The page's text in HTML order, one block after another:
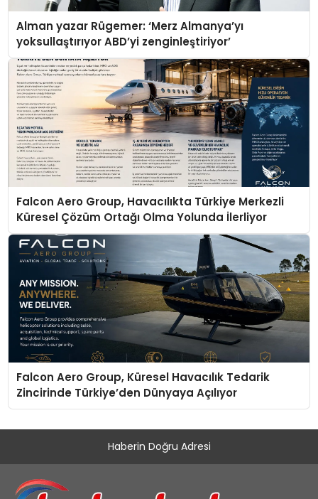
Alman yazar Rügemer: ‘Merz Almanya’yı
yoksullaştırıyor ABD’yi zenginleştiriyor’
Falcon Aero Group, Havacılıkta Türkiye Merkezli
Küresel Çözüm Ortağı Olma Yolunda İlerliyor
Falcon Aero Group, Küresel Havacılık Tedarik
Zincirinde Türkiye’den Dünyaya Açılıyor
Haberin Doğru Adresi